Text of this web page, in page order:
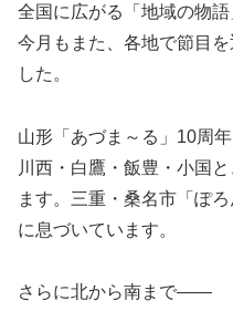
全国に広がる「地域の物語
今月もまた、各地で節目
した。
山形「あづま～る」10周
川西・白鷹・飯豊・小国
ます。三重・桑名市「ぽ
に息づいています。
さらに北から南まで――